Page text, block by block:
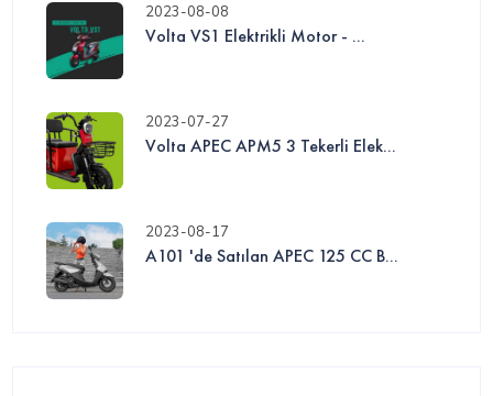
2023-08-08
Volta VS1 Elektrikli Motor - ...
2023-07-27
Volta APEC APM5 3 Tekerli Elek...
2023-08-17
A101 'de Satılan APEC 125 CC B...